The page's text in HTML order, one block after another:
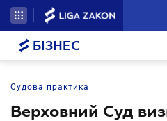
БІЗНЕС
Судова практика
Верховний Суд